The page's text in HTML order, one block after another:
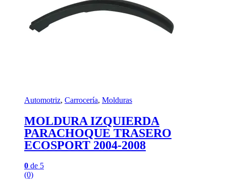
Automotriz, Carrocería, Molduras
MOLDURA IZQUIERDA
PARACHOQUE TRASERO
ECOSPORT 2004-2008
0 de 5
(0)